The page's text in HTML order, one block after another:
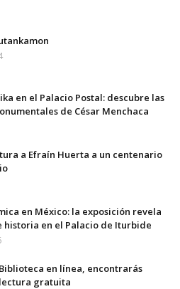
en el Palacio Postal: descubre las
de César Menchaca
a Efraín Huerta a un centenario
en México: la exposición revela
historia en el Palacio de Iturbide
en línea, encontrarás
gratuita